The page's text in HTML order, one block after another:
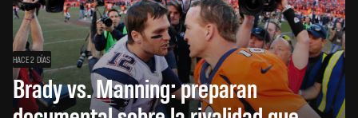
HACE 2 DÍAS
Brady vs. Manning: preparan